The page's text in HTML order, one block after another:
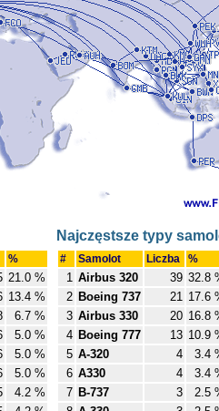
%
21.0 %
13.4 %
6.7 %
5.0 %
5.0 %
5.0 %
4.2 %
Najczęstsze typy
# Samolot Liczba %
1 Airbus 320 39 32.8
2 Boeing 737 21 17.6
3 Airbus 330 20 16.8
4 Boeing 777 13 10.9
5 A-320 4
3.4
6 A330 4
3.4
7 B-737 3
2.5